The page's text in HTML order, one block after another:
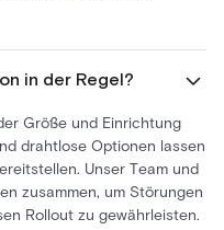
in der Regel?
Größe und Einrichtung
drahtlose Optionen lassen
Unser Team und
zusammen, um Störungen
Rollout zu gewährleisten.